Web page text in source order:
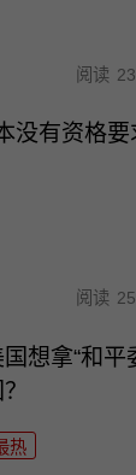
阅读
没有资格要
阅读
国想拿“和平
热